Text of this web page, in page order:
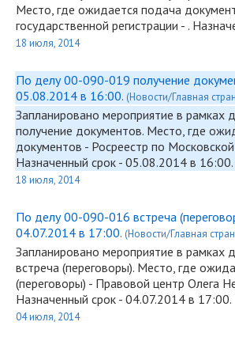
Место, где ожидается подача
государственной регистрации - .
18 июля, 2014
По делу 00-090-019 получение
05.08.2014 в 16:00. (Новости/Главная
Запланировано мероприятие в рамках
получение документов. Место, где
документов - Росреестр по
Назначенный срок - 05.08.2014 в
18 июля, 2014
По делу 00-090-016 встреча
04.07.2014 в 17:00. (Новости/Главная
Запланировано мероприятие в рамках
встреча (переговоры). Место, где
(переговоры) - Правовой центр Олега
Назначенный срок - 04.07.2014 в
04 июля, 2014